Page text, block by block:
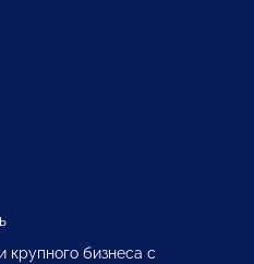
крупного бизнеса с